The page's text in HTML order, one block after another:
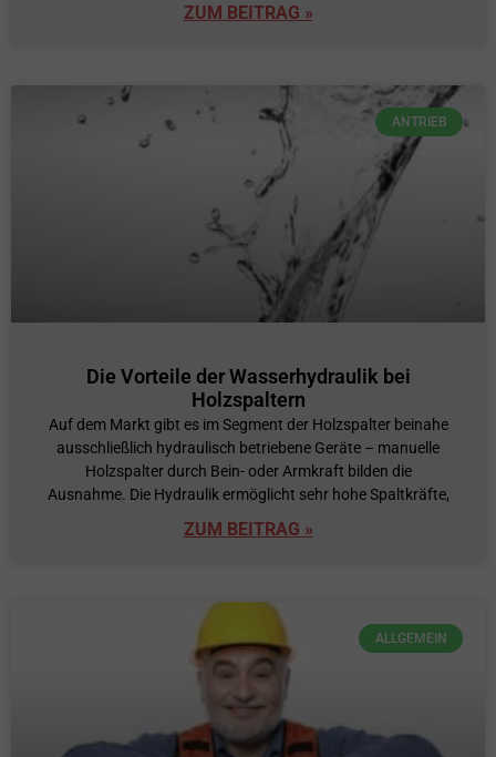
ZUM BEITRAG »
ANTRIEB
Die Vorteile der Wasserhydraulik bei
Holzspaltern
Auf dem Markt gibt es im Segment der Holzspalter beinahe
ausschließlich hydraulisch betriebene Geräte – manuelle
Holzspalter durch Bein- oder Armkraft bilden die
Ausnahme. Die Hydraulik ermöglicht sehr hohe Spaltkräfte,
ZUM BEITRAG »
ALLGEMEIN